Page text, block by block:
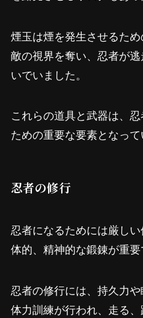
煙玉は煙を発生させるた
敵の視界を奪い、忍者が
いでいました。
これらの道具と武器は、
ための重要な要素となって
忍者の修行
忍者になるためには厳し
体的、精神的な鍛錬が重要
忍者の修行には、持久力
体力訓練が行われ、走る